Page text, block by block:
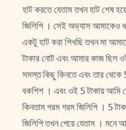
হাট করতে যেতাম তখন হাট শেষ
জিলিপি । সেই অভ্যাস আমাকেও
একটু হাট করা শিখছি তখন মা
টাকার নোট এবং আমার কাজ ছিল
সমস্ত কিছু কিনতে এবং তার থেকে
বকশিশ । এবং ওই 5 টাকায় আমি
কিনতাম গরম গরম জিলিপি । 5
জিলিপি তখন পেয়ে যেতাম । মনে